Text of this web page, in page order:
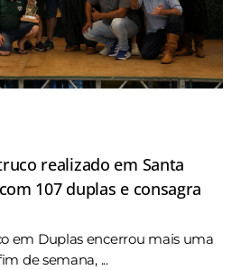
realizado em Santa
107 duplas e consagra
em Duplas encerrou mais uma
de semana, ...